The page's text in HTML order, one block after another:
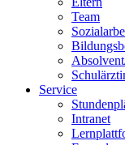
Team
Service
Intranet